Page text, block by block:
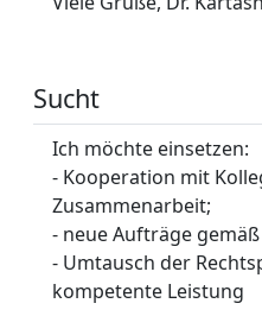
Sucht
Ich möchte einsetzen:
- Kooperation mit
Zusammenarbeit;
- neue Aufträge
- Umtausch der
kompetente Leistung